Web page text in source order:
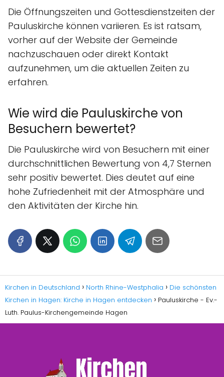
Die Öffnungszeiten und Gottesdienstzeiten der
Pauluskirche können variieren. Es ist ratsam,
vorher auf der Website der Gemeinde
nachzuschauen oder direkt Kontakt
aufzunehmen, um die aktuellen Zeiten zu
erfahren.
Wie wird die Pauluskirche von
Besuchern bewertet?
Die Pauluskirche wird von Besuchern mit einer
durchschnittlichen Bewertung von 4,7 Sternen
sehr positiv bewertet. Dies deutet auf eine
hohe Zufriedenheit mit der Atmosphäre und
den Aktivitäten der Kirche hin.
Kirchen in Deutschland North Rhine-Westphalia
Die schönsten
Kirchen in Hagen: Kirche in Hagen entdecken
Pauluskirche - Ev.-
Luth. Paulus-Kirchengemeinde Hagen